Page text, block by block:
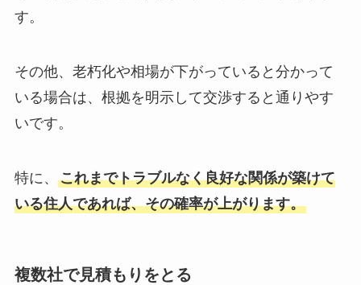
す。
その他、老朽化や相場が下がっていると分かって
いる場合は、根拠を明示して交渉すると通りやす
いです。
特に、 これまでトラブルなく良好な関係が築けて
いる住人であれば、その確率が上がります。
複数社で見積もりをとる